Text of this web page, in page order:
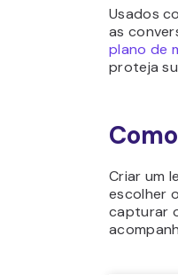
Usados
as
plano de
proteja
Criar um
escolher
capturar